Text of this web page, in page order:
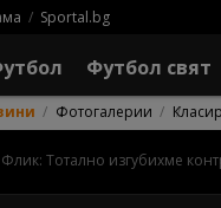
Sportal.bg
Футбол свят
Фотогалерии
Тотално изгубихме